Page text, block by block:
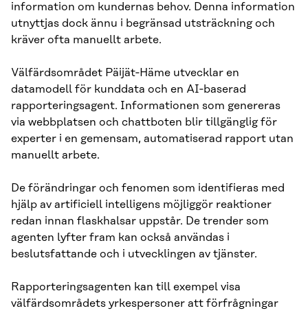
information om kundernas behov. Denna information
utnyttjas dock ännu i begränsad utsträckning och
kräver ofta manuellt arbete.
Välfärdsområdet Päijät‑Häme utvecklar en
datamodell för kunddata och en AI‑baserad
rapporteringsagent. Informationen som genereras
via webbplatsen och chattboten blir tillgänglig för
experter i en gemensam, automatiserad rapport utan
manuellt arbete.
De förändringar och fenomen som identifieras med
hjälp av artificiell intelligens möjliggör reaktioner
redan innan flaskhalsar uppstår. De trender som
agenten lyfter fram kan också användas i
beslutsfattande och i utvecklingen av tjänster.
Rapporteringsagenten kan till exempel visa
välfärdsområdets yrkespersoner att förfrågningar